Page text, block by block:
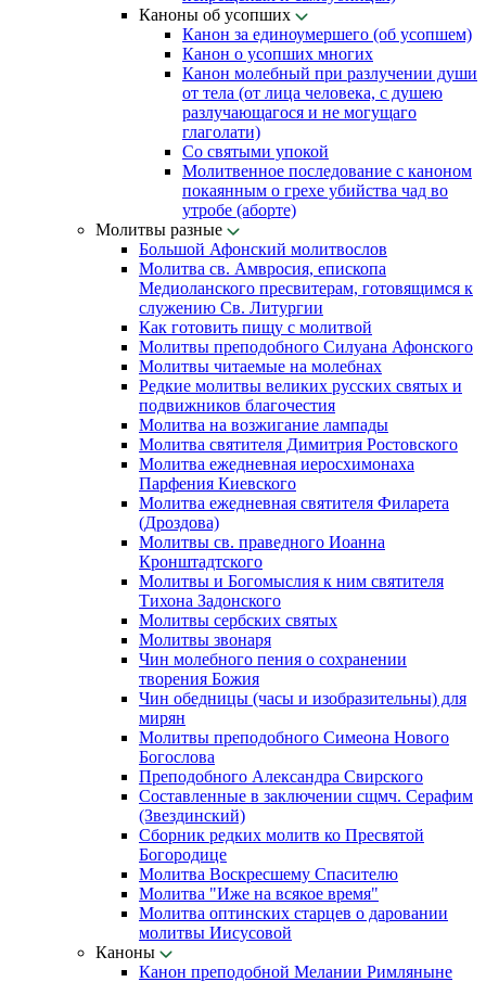
Каноны об усопших
Канон за единоумершего (об усопшем)
Канон о усопших многих
Канон молебный при разлучении души
от тела (от лица человека, с душею
разлучающагося и не могущаго
глаголати)
Со святыми упокой
Молитвенное последование с каноном
покаянным о грехе убийства чад во
утробе (аборте)
Молитвы разные
Большой Афонский молитвослов
Молитва св. Амвросия, епископа
Медиоланского пресвитерам, готовящимся к
служению Св. Литургии
Как готовить пищу с молитвой
Молитвы преподобного Силуана Афонского
Молитвы читаемые на молебнах
Редкие молитвы великих русских святых и
подвижников благочестия
Молитва на возжигание лампады
Молитва святителя Димитрия Ростовского
Молитва ежедневная иеросхимонаха
Парфения Киевского
Молитва ежедневная святителя Филарета
(Дроздова)
Молитвы св. праведного Иоанна
Кронштадтского
Молитвы и Богомыслия к ним святителя
Тихона Задонского
Молитвы сербских святых
Молитвы звонаря
Чин молебного пения о сохранении
творения Божия
Чин обедницы (часы и изобразительны) для
мирян
Молитвы преподобного Симеона Нового
Богослова
Преподобного Александра Свирского
Составленные в заключении сщмч. Серафим
(Звездинский)
Сборник редких молитв ко Пресвятой
Богородице
Молитва Воскресшему Спасителю
Молитва "Иже на всякое время"
Молитва оптинских старцев о даровании
молитвы Иисусовой
Каноны
Канон преподобной Мелании Римляныне